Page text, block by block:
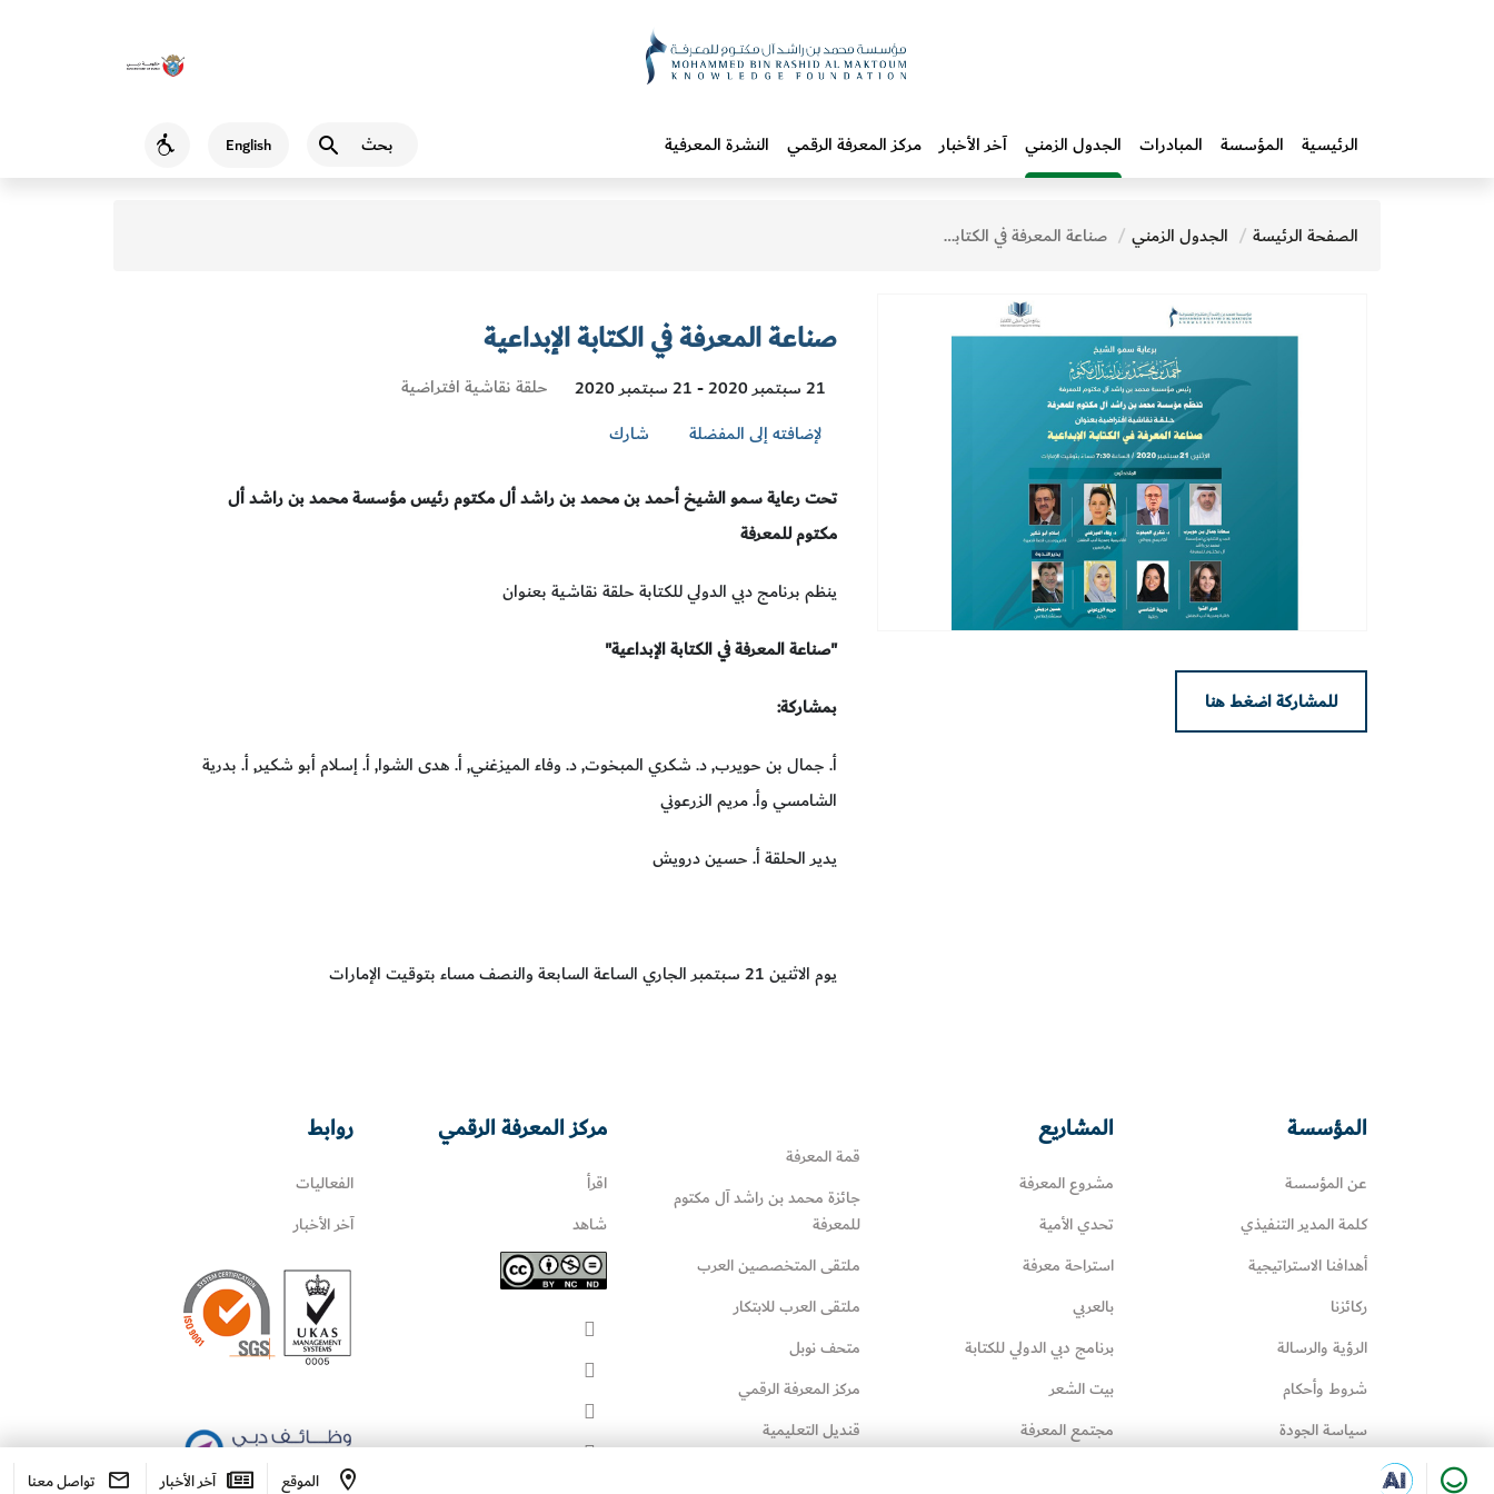
English
Accessibility الرئيسية المؤسسة المبادرات‎ الجدول الزمني آخر الأخبار مركز المعرفة الرقمي النشرة المعرفية
الصفحة الرئيسة الجدول الزمني صناعة المعرفة في الكتابة الإبداعية
للمشاركة اضغط هنا
صناعة المعرفة في الكتابة الإبداعية
21 سبتمبر 2020 - 21 سبتمبر 2020
Visit
حلقة نقاشية افتراضية
لإضافته إلى المفضلة
شارك
تحت رعاية سمو الشيخ أحمد بن محمد بن راشد أل مكتوم رئيس مؤسسة محمد بن راشد أل
مكتوم للمعرفة
ينظم برنامج دبي الدولي للكتابة حلقة نقاشية بعنوان
"صناعة المعرفة في الكتابة الإبداعية"
بمشاركة:
أ. جمال بن حويرب, د. شكري المبخوت, د. وفاء الميزغني, أ. هدى الشوا, أ. إسلام أبو شكير, أ. بدرية
الشامسي وأ. مريم الزرعوني
يدير الحلقة أ. حسين درويش
يوم الاثنين 21 سبتمبر الجاري الساعة السابعة والنصف مساء بتوقيت الإمارات
المؤسسة
عن المؤسسة
كلمة المدير التنفيذي
أهدافنا الاستراتيجية
ركائزنا
الرؤية والرسالة
شروط وأحكام
سياسة الجودة
المشاريع
مشروع المعرفة
تحدي الأمية
استراحة معرفة
بالعربي
برنامج دبي الدولي للكتابة
بيت الشعر
مجتمع المعرفة
قمة المعرفة
جائزة محمد بن راشد آل مكتوم
للمعرفة
ملتقى المتخصصين العرب
ملتقى العرب للابتكار
متحف نوبل
مركز المعرفة الرقمي
قنديل التعليمية
مركز المعرفة الرقمي
اقرأ
شاهد
روابط
الفعاليات
آخر الأخبار
الموقع آخر الأخبار تواصل معنا